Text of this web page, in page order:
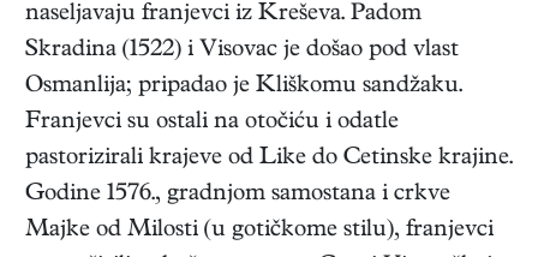
naseljavaju franjevci iz Kreševa. Padom
Skradina (1522) i Visovac je došao pod vlast
Osmanlija; pripadao je Kliškomu sandžaku.
Franjevci su ostali na otočiću i odatle
pastorizirali krajeve od Like do Cetinske krajine.
Godine 1576., gradnjom samostana i crkve
Majke od Milosti (u gotičkome stilu), franjevci